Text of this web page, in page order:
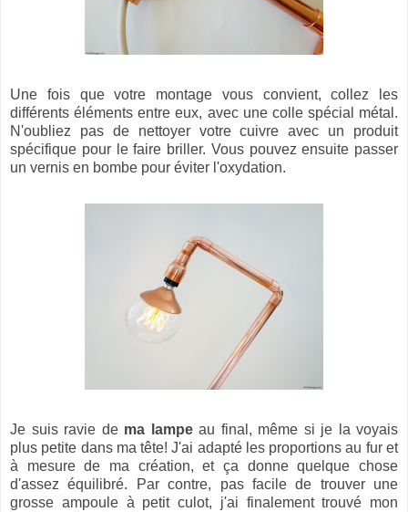
Une fois que votre montage vous convient, collez les
différents éléments entre eux, avec une colle spécial métal.
N'oubliez pas de nettoyer votre cuivre avec un produit
spécifique pour le faire briller. Vous pouvez ensuite passer
un vernis en bombe pour éviter l'oxydation.
Je suis ravie de ma lampeau final, même si je la voyais
plus petite dans ma tête! J'ai adapté les proportions au fur et
à mesure de ma création, et ça donne quelque chose
d'assez équilibré. Par contre, pas facile de trouver une
grosse ampoule à petit culot, j'ai finalement trouvé mon